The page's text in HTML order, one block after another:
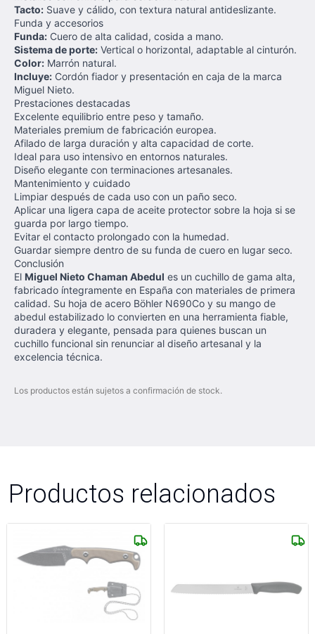
Tacto: Suave y cálido, con textura natural antideslizante.
Funda y accesorios
Funda: Cuero de alta calidad, cosida a mano.
Sistema de porte: Vertical o horizontal, adaptable al cinturón.
Color: Marrón natural.
Incluye: Cordón fiador y presentación en caja de la marca
Miguel Nieto.
Prestaciones destacadas
Excelente equilibrio entre peso y tamaño.
Materiales premium de fabricación europea.
Afilado de larga duración y alta capacidad de corte.
Ideal para uso intensivo en entornos naturales.
Diseño elegante con terminaciones artesanales.
Mantenimiento y cuidado
Limpiar después de cada uso con un paño seco.
Aplicar una ligera capa de aceite protector sobre la hoja si se
guarda por largo tiempo.
Evitar el contacto prolongado con la humedad.
Guardar siempre dentro de su funda de cuero en lugar seco.
Conclusión
El Miguel Nieto Chaman Abedul es un cuchillo de gama alta,
fabricado íntegramente en España con materiales de primera
calidad. Su hoja de acero Böhler N690Co y su mango de
abedul estabilizado lo convierten en una herramienta fiable,
duradera y elegante, pensada para quienes buscan un
cuchillo funcional sin renunciar al diseño artesanal y la
excelencia técnica.
Los productos están sujetos a confirmación de stock.
Productos relacionados